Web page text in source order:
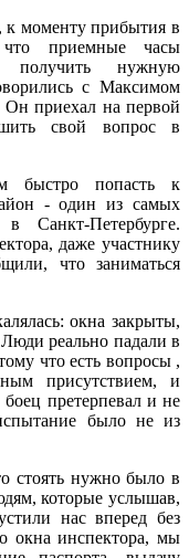
к моменту прибытия в
что приемные часы
получить нужную
с Максимом
Он приехал на первой
свой вопрос в
быстро попасть к
- один из самых
Санкт-Петербурге.
даже участнику
что заниматься
окна закрыты,
реально падали в
что есть вопросы ,
присутствием, и
претерпевал и не
было не из
стоять нужно было в
которые услышав,
нас вперед без
окна инспектора, мы